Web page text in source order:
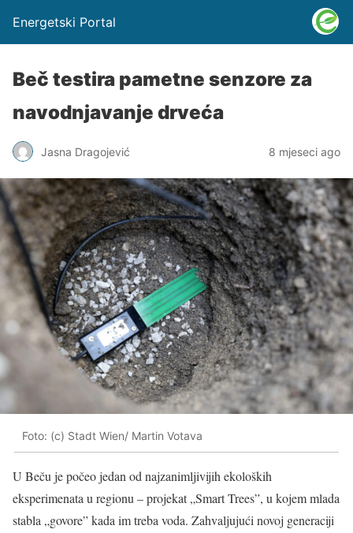
Energetski Portal
Beč testira pametne senzore za
navodnjavanje drveća
Jasna Dragojević 8 mjeseci ago
Foto: (c) Stadt Wien/ Martin Votava
U Beču je počeo jedan od najzanimljivijih ekoloških
eksperimenata u regionu – projekat „Smart Trees”, u kojem mlada
stabla „govore” kada im treba voda. Zahvaljujući novoj generaciji